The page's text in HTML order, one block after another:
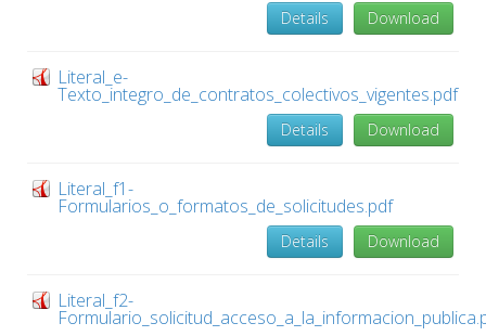
Download
Details
Literal_e-
Texto_integro_de_contratos_colectivos_vigentes.pdf
Download
Details
Literal_f1-
Formularios_o_formatos_de_solicitudes.pdf
Download
Details
Literal_f2-